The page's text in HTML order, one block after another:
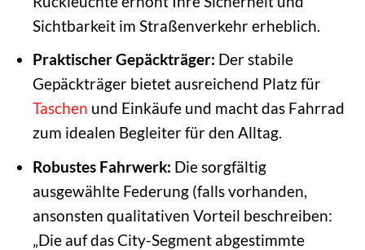
Sichtbarkeit im Straßenverkehr erheblich.
Praktischer Gepäckträger: Der stabile
Gepäckträger bietet ausreichend Platz für
Taschen und Einkäufe und macht das Fahrrad
zum idealen Begleiter für den Alltag.
Robustes Fahrwerk: Die sorgfältig
ausgewählte Federung (falls vorhanden,
ansonsten qualitativen Vorteil beschreiben:
„Die auf das City-Segment abgestimmte